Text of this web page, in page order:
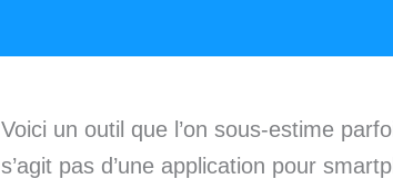
Voici un outil que l’on sous-estime
s’agit pas d’une application pour